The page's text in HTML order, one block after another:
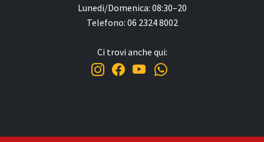
Lunedi/Domenica: 08:30–20
Telefono: 06 2324 8002
Ci trovi anche qui: